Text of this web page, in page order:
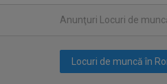
Anunţuri Locuri de
Locuri de muncă în